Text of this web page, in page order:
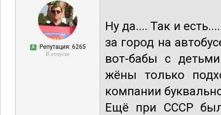
А Репутация: 6265
В отпуске
Ну да.... Так и
за город на
вот-бабы с
жёны только
компании
Ещё при СССР был